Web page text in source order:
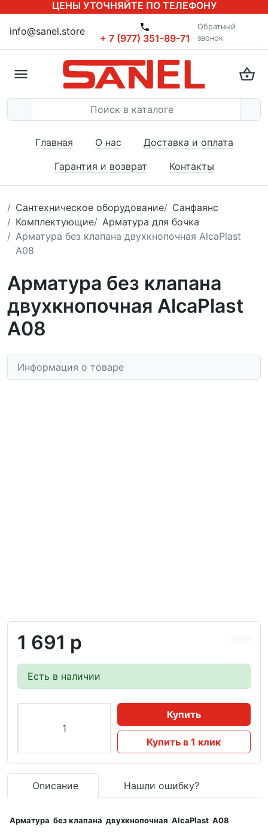
ЦЕНЫ УТОЧНЯЙТЕ ПО ТЕЛЕФОНУ
info@sanel.store
+ 7 (977) 351-89-71
Обратный
звонок
Главная О нас
Доставка и оплата
Гарантия и возврат
Контакты
Сантехническое оборудование
Санфаянс
Комплектующие
Арматура для бочка
Арматура без клапана двухкнопочная AlcaPlast
А08
Арматура без клапана
двухкнопочная AlcaPlast
А08
Информация о товаре
1 691 р
Есть в наличии
Купить
Купить в 1 клик
Описание Нашли ошибку?
Арматура без клапана двухкнопочная AlcaPlast А08